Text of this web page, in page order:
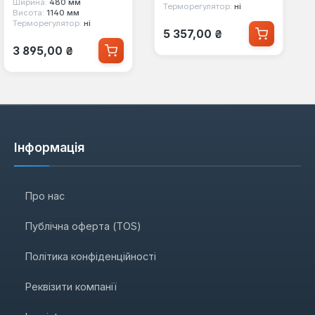
Ширина: 480 мм
Висота: 1140 мм
Терморегулятор: ні
Звичайна ціна:
3 895,00 ₴
Терморегулятор: ні
Звичайна ціна:
5 357,00 ₴
Інформація
Про нас
Публічна оферта (TOS)
Політика конфіденційності
Реквізити компанії